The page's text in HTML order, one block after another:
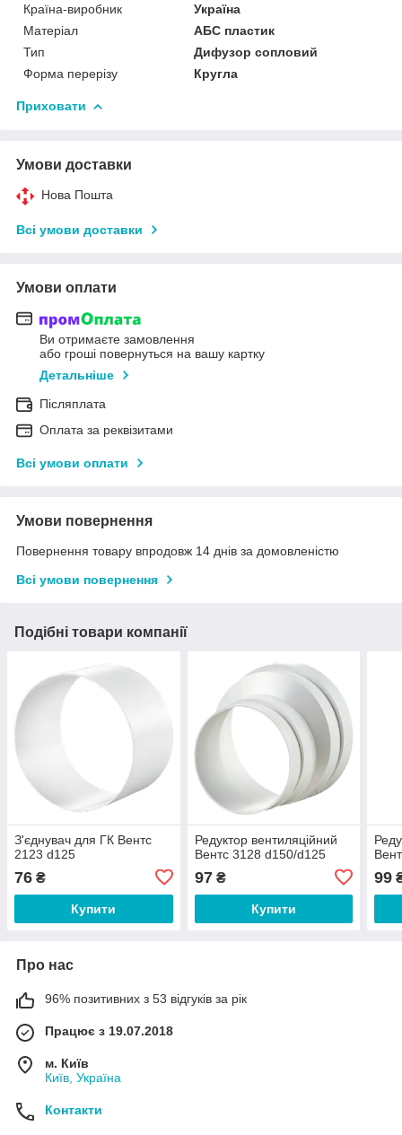
Країна-виробник
Україна
Матеріал
АБС пластик
Тип
Дифузор сопловий
Форма перерізу
Кругла
Приховати
Умови доставки
Нова Пошта
Всі умови доставки
Умови оплати
Ви отримаєте замовлення
або гроші повернуться на вашу картку
Детальніше
Післяплата
Оплата за реквізитами
Всі умови оплати
Умови повернення
Повернення товару впродовж 14 днів за домовленістю
Всі умови повернення
Подібні товари компанії
З'єднувач для ГК Вентс
2123 d125
76 ₴
Купити
Редуктор вентиляційний
Вентс 3128 d150/d125
97₴
Купити
99
Про нас
96% позитивних з 53 відгуків за рік
Працює з 19.07.2018
м. Київ
Київ, Україна
Контакти